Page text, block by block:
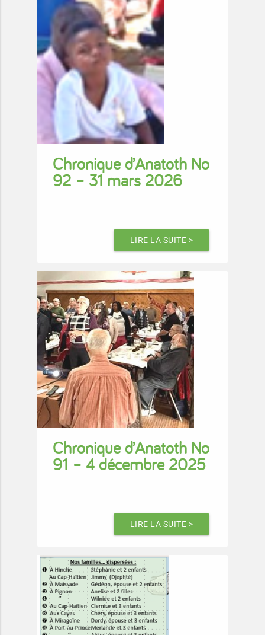
Chronique d’Anatoth No
92 – 31 mars 2026
LIRE LA SUITE >
Chronique d’Anatoth No
91 – 4 décembre 2025
LIRE LA SUITE >